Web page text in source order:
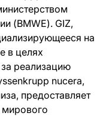
(BMWE). GIZ,
на
в целях
за реализацию
nucera,
предоставляет
мирового